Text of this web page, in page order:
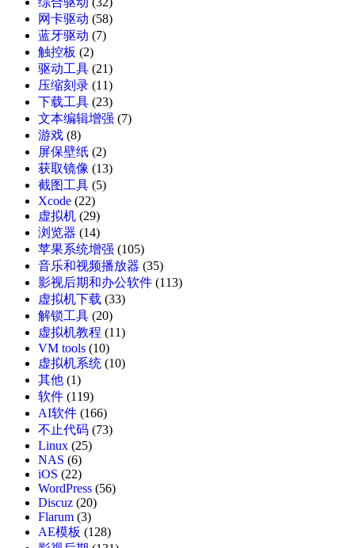
网卡驱动 (58)
蓝牙驱动 (7)
触控板 (2)
驱动工具 (21)
压缩刻录 (11)
下载工具 (23)
文本编辑增强 (7)
游戏 (8)
屏保壁纸 (2)
获取镜像 (13)
截图工具 (5)
Xcode (22)
虚拟机 (29)
浏览器 (14)
苹果系统增强 (105)
音乐和视频播放器 (35)
影视后期和办公软件 (113)
虚拟机下载 (33)
解锁工具 (20)
虚拟机教程 (11)
VM tools (10)
虚拟机系统 (10)
其他 (1)
软件 (119)
AI软件 (166)
不止代码 (73)
Linux (25)
NAS (6)
iOS (22)
WordPress (56)
Discuz (20)
Flarum (3)
AE模板 (128)